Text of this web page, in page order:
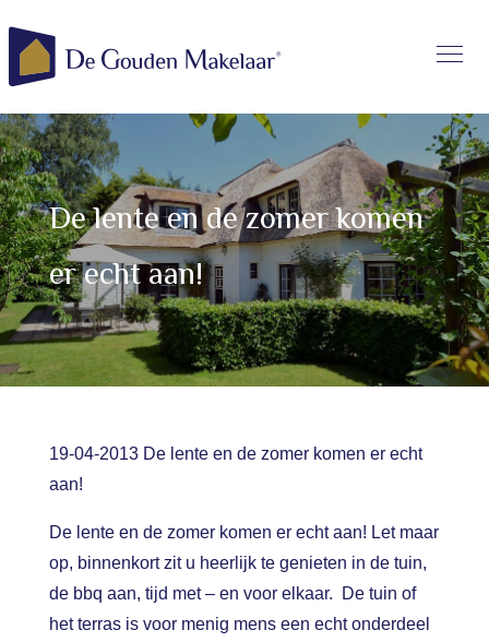
De lente en de zomer komen
er echt aan!
19-04-2013 De lente en de zomer komen er echt
aan!
De lente en de zomer komen er echt aan! Let maar
op, binnenkort zit u heerlijk te genieten in de tuin,
de bbq aan, tijd met – en voor elkaar. De tuin of
het terras is voor menig mens een echt onderdeel